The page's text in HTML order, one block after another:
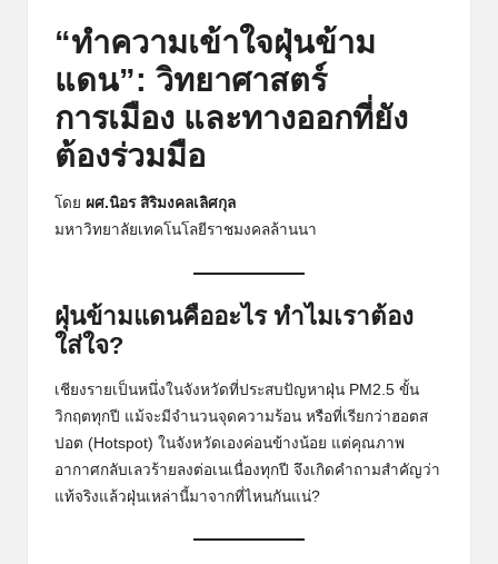
“ทำความเข้าใจฝุ่นข้าม
แดน”: วิทยาศาสตร์
การเมือง และทางออกที่ยัง
ต้องร่วมมือ
โดย ผศ.นิอร สิริมงคลเลิศกุล
มหาวิทยาลัยเทคโนโลยีราชมงคลล้านนา
ฝุ่นข้ามแดนคืออะไร ทำไมเราต้อง
ใส่ใจ?
เชียงรายเป็นหนึ่งในจังหวัดที่ประสบปัญหาฝุ่น PM2.5 ขั้น
วิกฤตทุกปี แม้จะมีจำนวนจุดความร้อน หรือที่เรียกว่าฮอตส
ปอต (Hotspot) ในจังหวัดเองค่อนข้างน้อย แต่คุณภาพ
อากาศกลับเลวร้ายลงต่อเนเนื่องทุกปี จึงเกิดคำถามสำคัญว่า
แท้จริงแล้วฝุ่นเหล่านี้มาจากที่ไหนกันแน่?